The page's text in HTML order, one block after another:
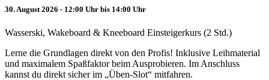
30. August 2026 - 12:00 Uhr bis 14:00 Uhr
Wasserski, Wakeboard & Kneeboard Einsteigerkurs (2 Std.)
Lerne die Grundlagen direkt von den Profis! Inklusive Leihmaterial
und maximalem Spaßfaktor beim Ausprobieren. Im Anschluss
kannst du direkt sicher im „Üben-Slot“ mitfahren.